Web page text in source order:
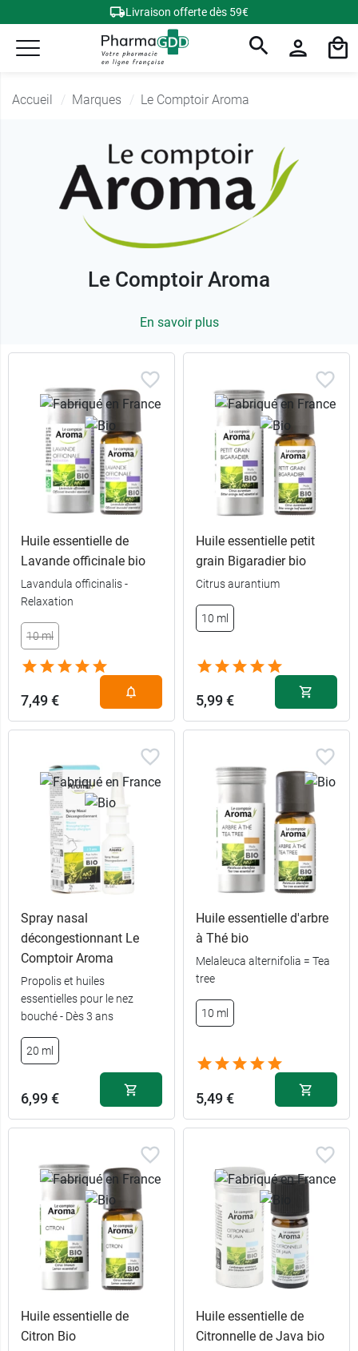
Livraison offerte dès 59€
Accueil Marques Le Comptoir Aroma
Le Comptoir Aroma
En savoir plus
Huile essentielle de
Lavande officinale bio
Lavandula officinalis -
Relaxation
10 ml
7,49 €
Huile essentielle petit
grain Bigaradier bio
Citrus aurantium
10 ml
5,99 €
Spray nasal
décongestionnant Le
Comptoir Aroma
Propolis et huiles
essentielles pour le nez
bouché - Dès 3 ans
20 ml
6,99 €
Huile essentielle d'arbre
à Thé bio
Melaleuca alternifolia = Tea
tree
10 ml
5,49 €
Huile essentielle de
Citron Bio
Huile essentielle de
Citronnelle de Java bio